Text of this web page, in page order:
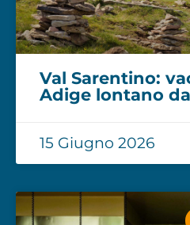
Val Sarentino:
Adige lontano
15 Giugno 2026